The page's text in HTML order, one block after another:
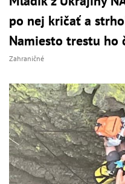
po nej kričať a
Namiesto trestu ho
Zahraničné